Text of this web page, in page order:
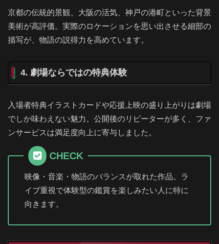
京都の伝統的景観、大阪の活気、神戸の港町といった背景
美術が高評価。実際のロケーションを思い出させる細部の
描写が、物語の説得力を高めています。
4. 劇場ならではの特典体験
入場者特典イラストカードや応援上映の盛り上がりは劇場
でしか味わえない魅力。公開後のリピーターが多く、ファ
ンサービスは満足度向上に寄与しました。
CHECK
映像・音楽・物語のバランスが取れた作品。ラ
イブ重視で体験型の鑑賞を楽しみたい人に特に
向きます。